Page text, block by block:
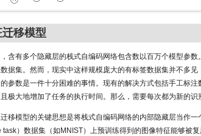
移模型
含有多个隐藏层的栈式自编码网络包含数以百万个模型参
据集。然而，现实中这样规模庞大的有标签数据集并不多
参数是一件十分困难的事情。现有的解决方式包括手工标
极大地增加了任务的执行时间。那么，需要每次都为新的识
移模型的关键思想是将栈式自编码网络的内部隐藏层当作
task）数据集（如MNIST）上预训练得到的图像特征能够被